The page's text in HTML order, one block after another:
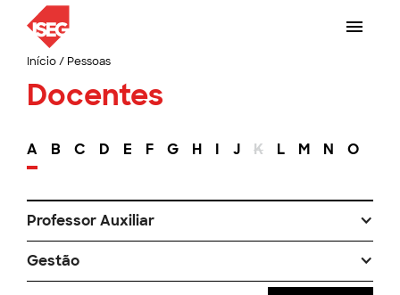
Início/ Pessoas
Docentes
A B C D E F G H I J K L M N O
Professor Auxiliar
Gestão